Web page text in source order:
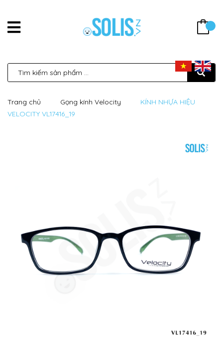
Trang chủ Gọng kính Velocity
KÍNH NHỰA HIỆU
VELOCITY VL17416_19